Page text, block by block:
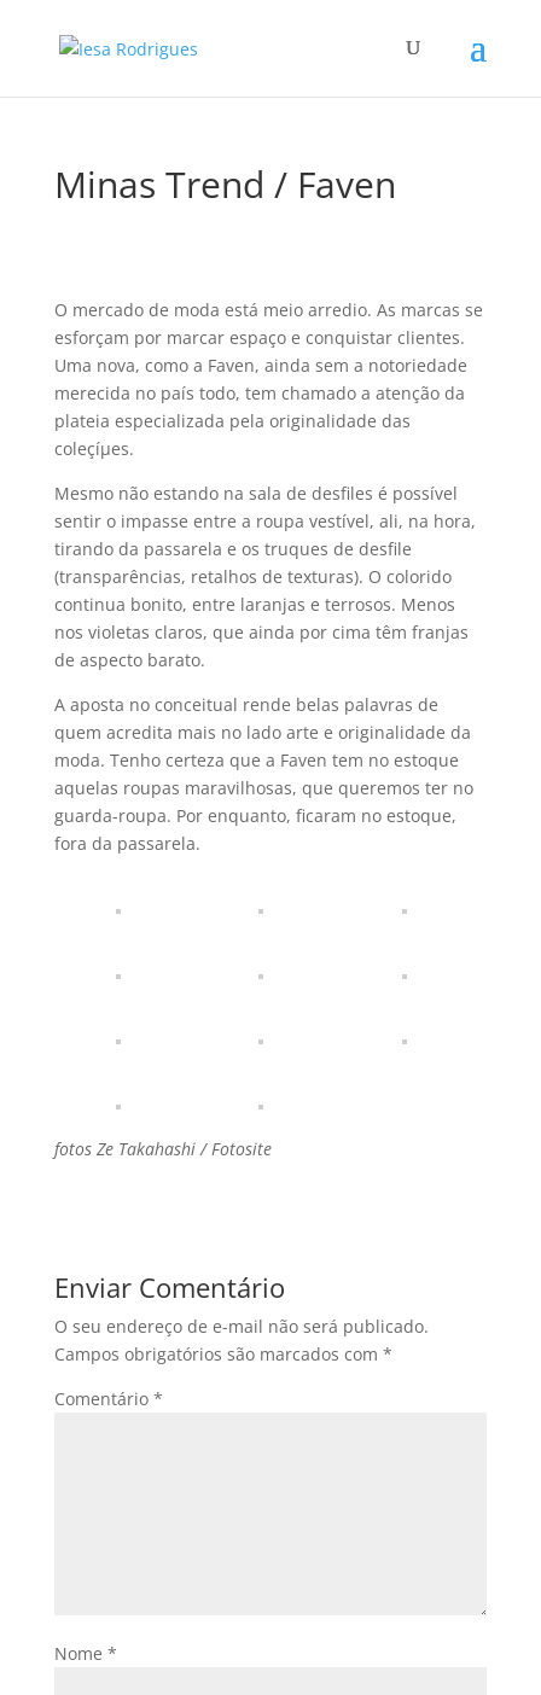
Minas Trend / Faven
O mercado de moda está meio arredio. As marcas se
esforçam por marcar espaço e conquistar clientes.
Uma nova, como a Faven, ainda sem a notoriedade
merecida no paí­s todo, tem chamado a atenção da
plateia especializada pela originalidade das
coleçíµes.
Mesmo não estando na sala de desfiles é possí­vel
sentir o impasse entre a roupa vestí­vel, ali, na hora,
tirando da passarela e os truques de desfile
(transparências, retalhos de texturas). O colorido
continua bonito, entre laranjas e terrosos. Menos
nos violetas claros, que ainda por cima têm franjas
de aspecto barato.
A aposta no conceitual rende belas palavras de
quem acredita mais no lado arte e originalidade da
moda. Tenho certeza que a Faven tem no estoque
aquelas roupas maravilhosas, que queremos ter no
guarda-roupa. Por enquanto, ficaram no estoque,
fora da passarela.
fotos Ze Takahashi / Fotosite
Enviar Comentário
O seu endereço de e-mail não será publicado.
Campos obrigatórios são marcados com *
Comentário *
Nome *